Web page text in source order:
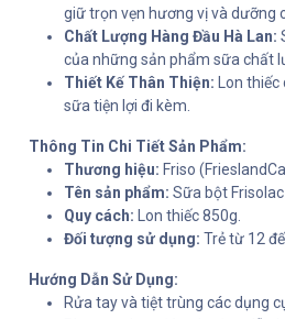
giữ trọn vẹn hương vị và dưỡng
Chất Lượng Hàng Đầu Hà Lan:
của những sản phẩm sữa chất
Thiết Kế Thân Thiện: Lon
sữa tiện lợi đi kèm.
Thông Tin Chi Tiết Sản Phẩm:
Thương hiệu: Friso
Tên sản phẩm: Sữa bột Frisolac
Quy cách: Lon thiếc 850g.
Đối tượng sử dụng: Trẻ từ 12
Hướng Dẫn Sử Dụng:
Rửa tay và tiệt trùng các dụng